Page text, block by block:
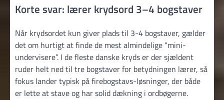
Korte svar: lærer krydsord 3–4 bogstaver
Når krydsordet kun giver plads til 3-4 bogstaver, gælder
det om hurtigt at finde de mest almindelige “mini-
undervisere”. I de fleste danske kryds er der sjældent
ruder helt ned til tre bogstaver for betydningen lærer, så
fokus lander typisk på firebogstavs-løsninger, der både
er lette at stave og har solid dækning i ordbøgerne.